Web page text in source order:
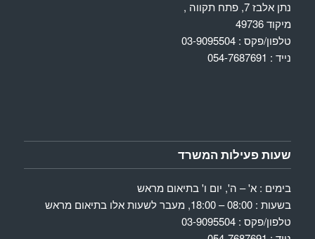
נתן אלבז 7, פתח תקווה ,
מיקוד 49736
טלפון/פקס : 03-9095504
נייד : 054-7687691
שעות פעילות המשרד
בימים : א' – ה', יום ו' בתיאום מראש
בשעות : 08:00 – 18:00, מעבר לשעות אלו בתיאום מראש
טלפון/פקס : 03-9095504